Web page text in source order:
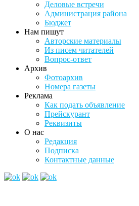
Деловые встречи
Администрация района
Бюджет
Нам пишут
Авторские материалы
Из писем читателей
Вопрос-ответ
Архив
Фотоархив
Номера газеты
Реклама
Как подать объявление
Прейскурант
Реквизиты
О нас
Редакция
Подписка
Контактные данные